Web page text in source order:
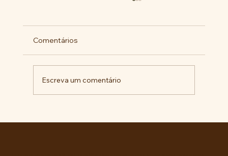
Comentários
Escreva um comentário